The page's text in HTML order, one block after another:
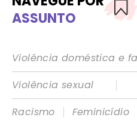
ASSUNTO
Violência doméstica e
Violência sexual
|
Racismo
| Feminicídio